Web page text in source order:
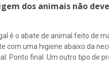
dos animais não
é o abate de animal feito de
com uma higiene abaixo da
Ponto final. Um outro tipo de